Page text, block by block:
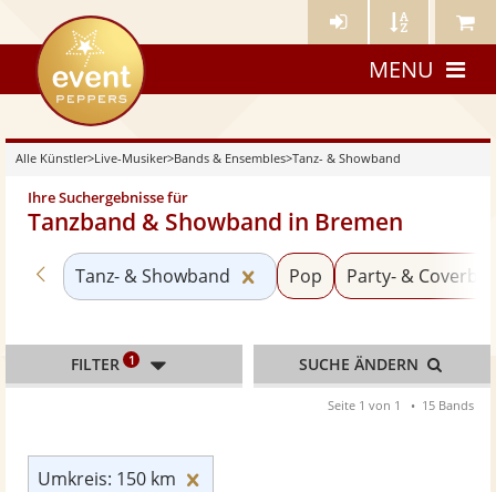
Künstler- Künstler Meine
eventpeppers
MENU
Alle Künstler>Live-Musiker>Bands & Ensembles>Tanz- & Showband
Ihre Suchergebnisse für
Tanzband & Showband in Bremen
Zurück zu «Bands & Ensembles»
Tanz- & Showband Kategorie «Tanz- &
Pop Party- &
Umkreis: 150 km
FILTER 1 SUCHE ÄNDERN
Seite 1 von 1 15 Bands